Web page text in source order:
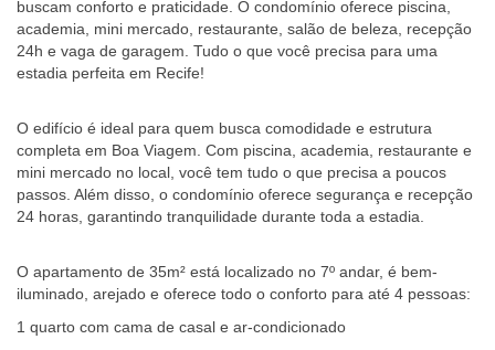
buscam conforto e praticidade. O condomínio oferece piscina,
academia, mini mercado, restaurante, salão de beleza, recepção
24h e vaga de garagem. Tudo o que você precisa para uma
estadia perfeita em Recife!
O edifício é ideal para quem busca comodidade e estrutura
completa em Boa Viagem. Com piscina, academia, restaurante e
mini mercado no local, você tem tudo o que precisa a poucos
passos. Além disso, o condomínio oferece segurança e recepção
24 horas, garantindo tranquilidade durante toda a estadia.
O apartamento de 35m² está localizado no 7º andar, é bem-
iluminado, arejado e oferece todo o conforto para até 4 pessoas:
1 quarto com cama de casal e ar-condicionado